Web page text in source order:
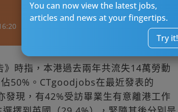
You can now view the latest jobs,
articles and news at your fingertips.
Try it!
時指，本港過去兩年共流失14萬勞動
50%。CTgoodjobs在最近發表的
發現，有42%受訪畢業生有意離港工作